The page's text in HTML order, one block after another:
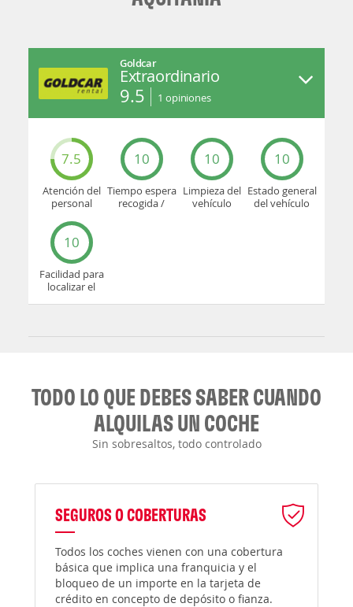
Goldcar
Extraordinario
9.5 1 opiniones
7.5
Atención del
personal
10
Tiempo espera
recogida /
10
Limpieza del
vehículo
10
Estado general
del vehículo
10
Facilidad para
localizar el
TODO LO QUE DEBES SABER CUANDO
ALQUILAS UN COCHE
Sin sobresaltos, todo controlado
SEGUROS O COBERTURAS
Todos los coches vienen con una cobertura
básica que implica una franquicia y el
bloqueo de un importe en la tarjeta de
crédito en concepto de depósito o fianza.